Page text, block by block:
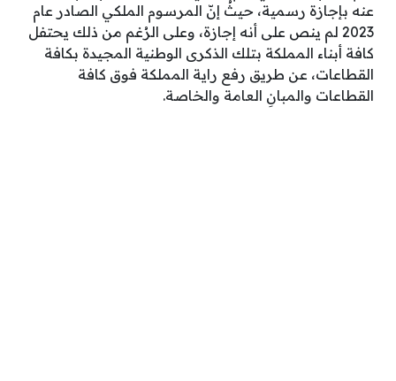
عنه بإجازة رسمية، حيثُ إنّ المرسوم الملكي الصادر عام
2023 لم ينص على أنه إجازة، وعلى الرُغم من ذلك يحتفل
كافة أبناء المملكة بتلك الذكرى الوطنية المجيدة بكافة
القطاعات، عن طريق رفع راية المملكة فوق كافة
القطاعات والمبانِ العامة والخاصة.